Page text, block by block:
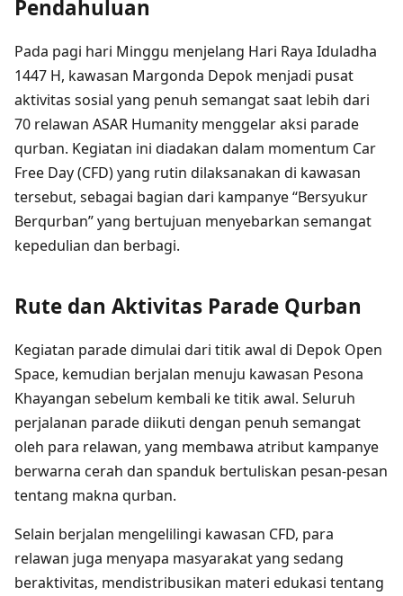
Pendahuluan
Pada pagi hari Minggu menjelang Hari Raya Iduladha
1447 H, kawasan Margonda Depok menjadi pusat
aktivitas sosial yang penuh semangat saat lebih dari
70 relawan ASAR Humanity menggelar aksi parade
qurban. Kegiatan ini diadakan dalam momentum Car
Free Day (CFD) yang rutin dilaksanakan di kawasan
tersebut, sebagai bagian dari kampanye “Bersyukur
Berqurban” yang bertujuan menyebarkan semangat
kepedulian dan berbagi.
Rute dan Aktivitas Parade Qurban
Kegiatan parade dimulai dari titik awal di Depok Open
Space, kemudian berjalan menuju kawasan Pesona
Khayangan sebelum kembali ke titik awal. Seluruh
perjalanan parade diikuti dengan penuh semangat
oleh para relawan, yang membawa atribut kampanye
berwarna cerah dan spanduk bertuliskan pesan-pesan
tentang makna qurban.
Selain berjalan mengelilingi kawasan CFD, para
relawan juga menyapa masyarakat yang sedang
beraktivitas, mendistribusikan materi edukasi tentang